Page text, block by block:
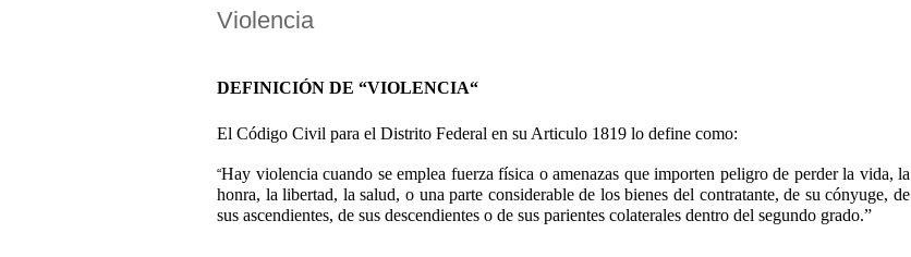
Violencia
DEFINICIÓN DE “VIOLENCIA“
El Código Civil para el Distrito Federal en su Articulo 1819 lo define como:
“Hay violencia cuando se emplea fuerza física o amenazas que importen peligro de perder la vida, la
honra, la libertad, la salud, o una parte considerable de los bienes del contratante, de su cónyuge, de
sus ascendientes, de sus descendientes o de sus parientes colaterales dentro del segundo grado.”